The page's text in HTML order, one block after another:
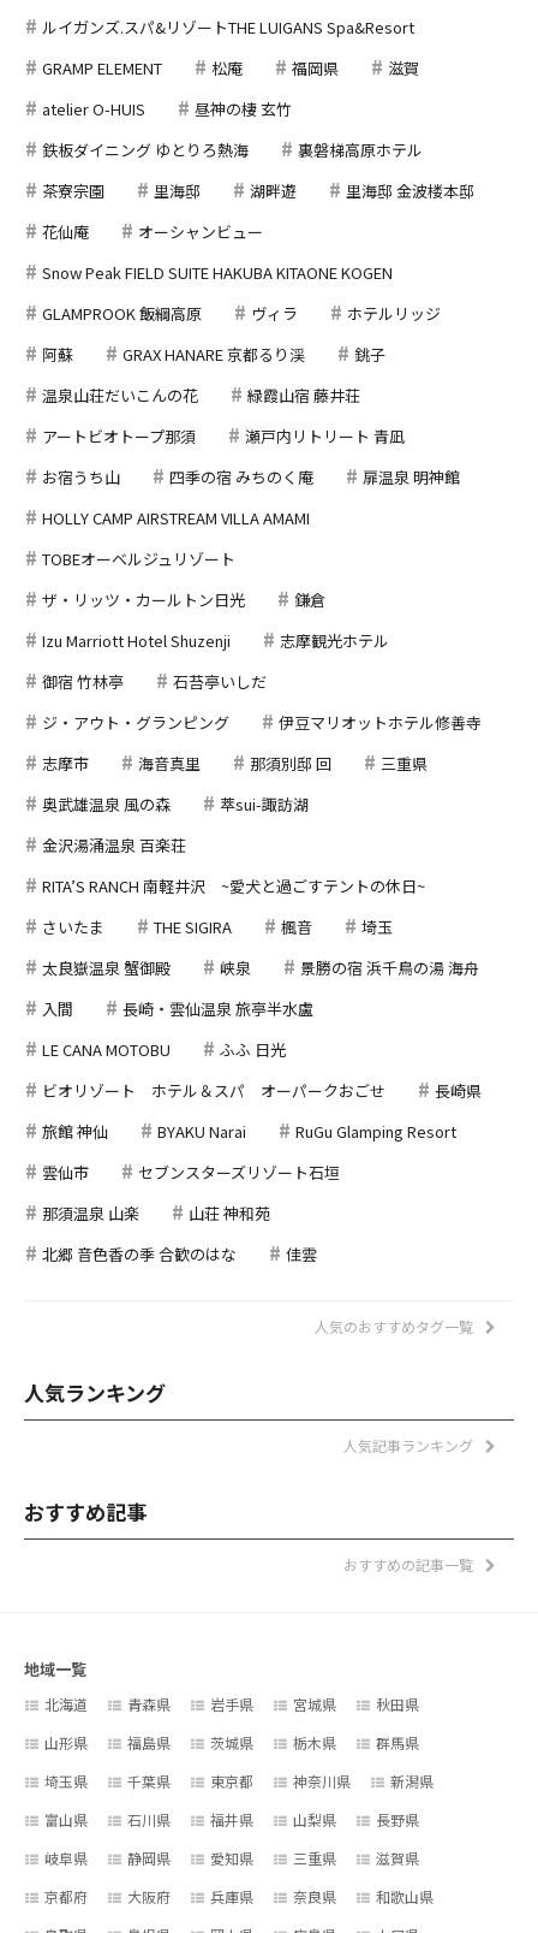
ルイガンズ.スパ&リゾートTHE LUIGANS Spa&Resort
GRAMP ELEMENT
松庵 福岡県
滋賀
atelier O-HUIS
昼神の棲 玄竹
鉄板ダイニング ゆとりろ熱海
裏磐梯高原ホテル
茶寮宗園
里海邸 湖畔遊
里海邸 金波楼本邸
花仙庵
オーシャンビュー
Snow Peak FIELD SUITE HAKUBA KITAONE KOGEN
GLAMPROOK 飯綱高原
ヴィラ
ホテルリッジ
阿蘇
GRAX HANARE 京都るり渓
銚子
温泉山荘だいこんの花
緑霞山宿 藤井荘
アートビオトープ那須
瀬戸内リトリート 青凪
お宿うち山
四季の宿 みちのく庵
扉温泉 明神館
HOLLY CAMP AIRSTREAM VILLA AMAMI
TOBEオーベルジュリゾート
ザ・リッツ・カールトン日光
鎌倉
Izu Marriott Hotel Shuzenji
志摩観光ホテル
御宿 竹林亭
石苔亭いしだ
ジ・アウト・グランピング
伊豆マリオットホテル修善寺
志摩市
海音真里 那須別邸 回
三重県
奥武雄温泉 風の森
萃sui-諏訪湖
金沢湯涌温泉 百楽荘
RITA’S RANCH 南軽井沢 ~愛犬と過ごすテントの休日~
さいたま
THE SIGIRA 楓音
埼玉
太良嶽温泉 蟹御殿
峡泉
景勝の宿 浜千鳥の湯 海舟
入間
長崎・雲仙温泉 旅亭半水盧
LE CANA MOTOBU
ふふ 日光
ビオリゾート ホテル＆スパ オーパークおごせ
長崎県
旅館 神仙
BYAKU Narai
RuGu Glamping Resort
雲仙市
セブンスターズリゾート石垣
那須温泉 山楽
山荘 神和苑
北郷 音色香の季 合歓のはな
佳雲
人気のおすすめタグ一覧
人気ランキング
人気記事ランキング
おすすめ記事
おすすめの記事一覧
地域一覧
北海道 青森県 岩手県 宮城県
秋田県
山形県
福島県 茨城県 栃木県
群馬県
埼玉県
千葉県 東京都 神奈川県
新潟県
富山県
石川県 福井県 山梨県
長野県
岐阜県
静岡県 愛知県 三重県
滋賀県
京都府
大阪府 兵庫県 奈良県
和歌山県